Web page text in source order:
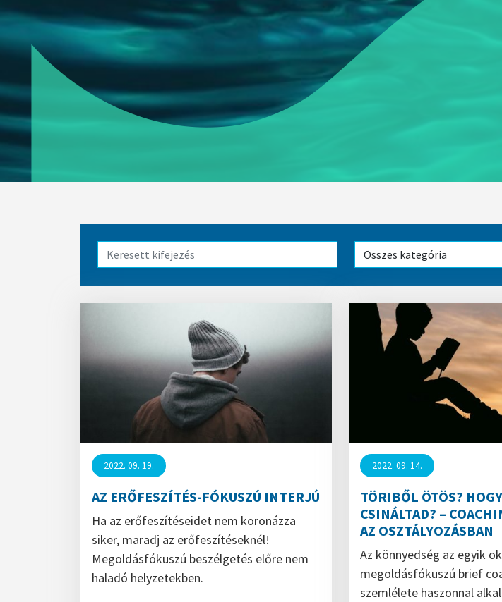
2022. 09. 19.
AZ ERŐFESZÍTÉS-FÓKUSZÚ INTERJÚ
Ha az erőfeszítéseidet nem koronázza
siker, maradj az erőfeszítéseknél!
Megoldásfókuszú beszélgetés előre nem
haladó helyzetekben.
2022. 09. 14.
TÖRIBŐL ÖTÖS?
CSINÁLTAD? –
AZ OSZTÁLYOZÁSBAN
Az könnyedség az egyik
megoldásfókuszú brief
szemlélete haszonnal